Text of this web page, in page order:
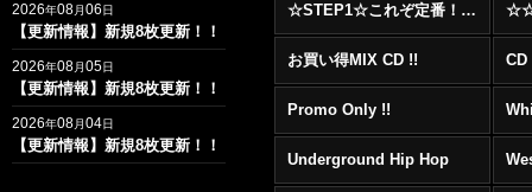
2026年08月06日
【更新情報】新規8枚更新！！
2026年08月05日
【更新情報】新規8枚更新！！
2026年08月04日
【更新情報】新規8枚更新！！
☆STEP1☆これぞ定番！！まずはここから！2000年代R&BフロアヒットBest 100 !!!
お買い得MIX CD !!
Promo Only !!
Underground Hip Hop